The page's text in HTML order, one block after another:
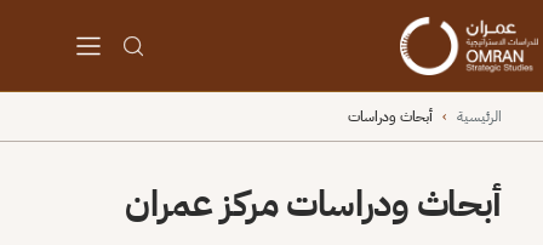
الرئيسية › أبحاث ودراسات
أبحاث ودراسات مركز عمران